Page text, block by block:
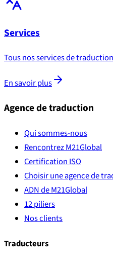
Services
Tous nos services de
En savoir plus
Agence de traduction
Qui sommes-nous
Rencontrez M21Global
Certification ISO
Choisir une agence de
ADN de M21Global
12 piliers
Nos clients
Traducteurs